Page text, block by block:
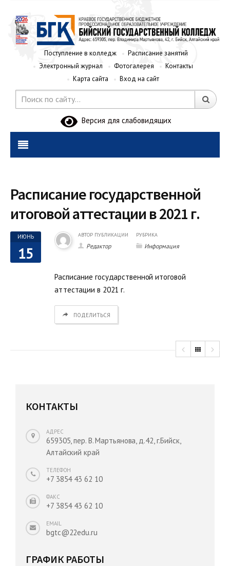
Поступление в колледж
Расписание занятий
Электронный журнал
Фотогалерея
Контакты
Карта сайта
Вход на сайт
Версия для слабовидящих
Расписание государственной
итоговой аттестации в 2021 г.
ИЮНЬ
15
АВТОР ПУБЛИКАЦИИ
Редактор
РУБРИКА
Информация
Расписание государственной итоговой
аттестации в 2021 г.
ПОДЕЛИТЬСЯ
КОНТАКТЫ
АДРЕС
659305, пер. В. Мартьянова, д.42, г.Бийск,
Алтайский край
ТЕЛЕФОН
+7 3854 43 62 10
ФАКС
+7 3854 43 62 10
EMAIL
bgtc@22edu.ru
ГРАФИК РАБОТЫ